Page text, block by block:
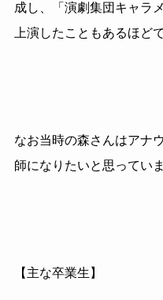
成し、「演劇集団キャラ
上演したこともあるほどで
なお当時の森さんはアナ
師になりたいと思っていま
【主な卒業生】